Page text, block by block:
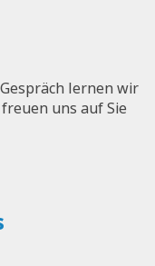
lernen wir
uns auf Sie